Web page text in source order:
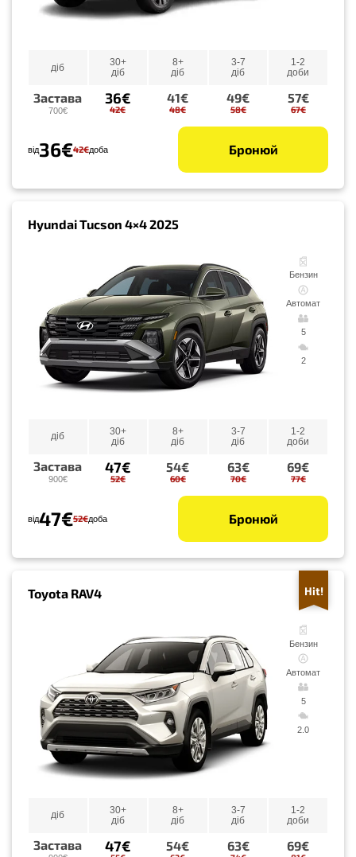
діб
30+
діб
8+
діб
3-7
діб
1-2
доби
Застава
700€
36€
42€
41€
48€
49€
58€
57€
67€
від36€42€доба Бронюй
Hyundai Tucson 4×4 2025
Бензин
Автомат
5
2
діб
30+
діб
8+
діб
3-7
діб
1-2
доби
Застава
900€
47€
52€
54€
60€
63€
70€
69€
77€
від47€52€доба Бронюй
Toyota RAV4 Hit!
Бензин
Автомат
5
2.0
діб
30+
діб
8+
діб
3-7
діб
1-2
доби
Застава 47€ 54€ 63€ 69€